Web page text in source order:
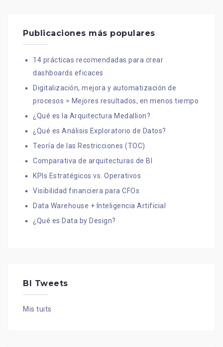
Publicaciones más populares
14 prácticas recomendadas para crear
dashboards eficaces
Digitalización, mejora y automatización de
procesos = Mejores resultados, en menos tiempo
¿Qué es la Arquitectura Medallion?
¿Qué es Análisis Exploratorio de Datos?
Teoría de las Restricciones (TOC)
Comparativa de arquitecturas de BI
KPIs Estratégicos vs. Operativos
Visibilidad financiera para CFOs
Data Warehouse + Inteligencia Artificial
¿Qué es Data by Design?
BI Tweets
Mis tuits